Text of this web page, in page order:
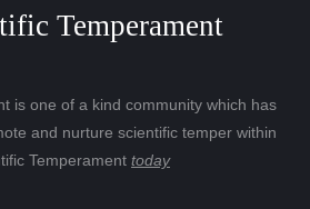
Temperament
is one of a kind community which has
and nurture scientific temper within
Temperament today